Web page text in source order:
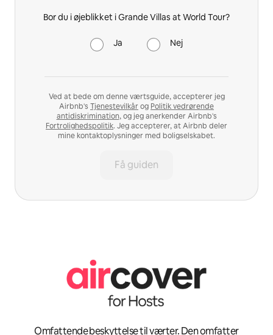
Bor du i øjeblikket i Grande Villas at World Tour?
Ja Nej
Ved at bede om denne værtsguide, accepterer jeg
Airbnb's Tjenestevilkår og Politik vedrørende
antidiskrimination, og jeg anerkender Airbnb's
Fortrolighedspolitik. Jeg accepterer, at Airbnb deler
mine kontaktoplysninger med boligselskabet.
Få guiden
Omfattende beskyttelse til værter. Den omfatter